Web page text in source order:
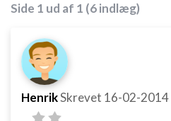
Side 1 ud af 1 (6 indlæg)
HenrikSkrevet 16-02-2014